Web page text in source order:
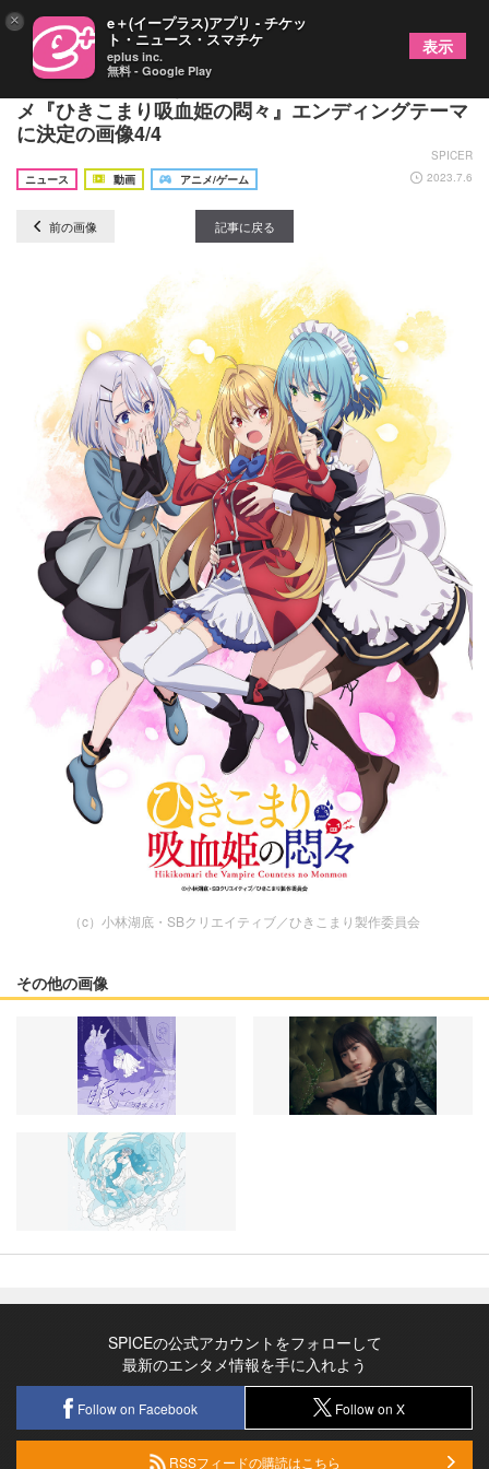
MIMiNARI「眠れない feat.楠木ともり」がTVアニ
メ『ひきこまり吸血姫の悶々』エンディングテーマ
に決定の画像4/4
SPICER
ニュース
動画 アニメ/ゲーム 2023.7.6
前の画像 記事に戻る
（c）小林湖底・SBクリエイティブ／ひきこまり製作委員会
その他の画像
SPICEの公式アカウントをフォローして
最新のエンタメ情報を手に入れよう
Follow on Facebook Follow on X
RSSフィードの購読はこちら
× e＋(イープラス)アプリ - チケッ
ト・ニュース・スマチケ
eplus inc.
無料 - Google Play
表示